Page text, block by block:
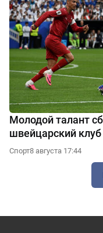
Молодой талант
швейцарский клуб
Спорт8 августа 17:44